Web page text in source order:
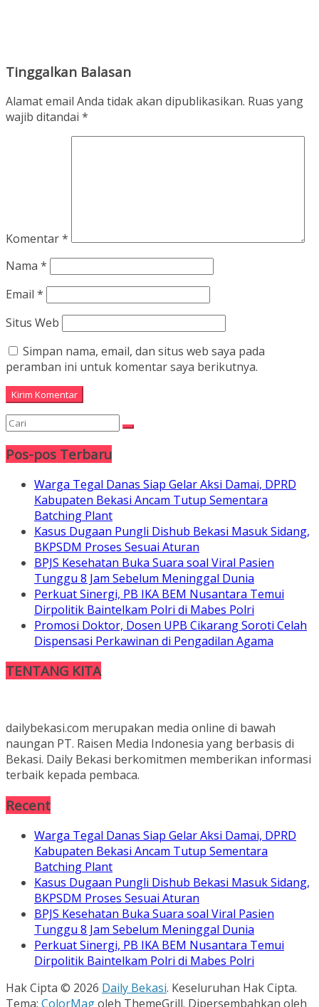
Tinggalkan Balasan
Alamat email Anda tidak akan dipublikasikan. Ruas yang
wajib ditandai *
Komentar*
Nama *
Email *
Situs Web
Simpan nama, email, dan situs web saya pada
peramban ini untuk komentar saya berikutnya.
Pos-pos Terbaru
Warga Tegal Danas Siap Gelar Aksi Damai, DPRD
Kabupaten Bekasi Ancam Tutup Sementara
Batching Plant
Kasus Dugaan Pungli Dishub Bekasi Masuk Sidang,
BKPSDM Proses Sesuai Aturan
BPJS Kesehatan Buka Suara soal Viral Pasien
Tunggu 8 Jam Sebelum Meninggal Dunia
Perkuat Sinergi, PB IKA BEM Nusantara Temui
Dirpolitik Baintelkam Polri di Mabes Polri
Promosi Doktor, Dosen UPB Cikarang Soroti Celah
Dispensasi Perkawinan di Pengadilan Agama
TENTANG KITA
dailybekasi.com merupakan media online di bawah
naungan PT. Raisen Media Indonesia yang berbasis di
Bekasi. Daily Bekasi berkomitmen memberikan informasi
terbaik kepada pembaca.
Recent
Warga Tegal Danas Siap Gelar Aksi Damai, DPRD
Kabupaten Bekasi Ancam Tutup Sementara
Batching Plant
Kasus Dugaan Pungli Dishub Bekasi Masuk Sidang,
BKPSDM Proses Sesuai Aturan
BPJS Kesehatan Buka Suara soal Viral Pasien
Tunggu 8 Jam Sebelum Meninggal Dunia
Perkuat Sinergi, PB IKA BEM Nusantara Temui
Dirpolitik Baintelkam Polri di Mabes Polri
Hak Cipta © 2026 Daily Bekasi. Keseluruhan Hak Cipta.
Tema: ColorMagoleh ThemeGrill. Dipersembahkan oleh